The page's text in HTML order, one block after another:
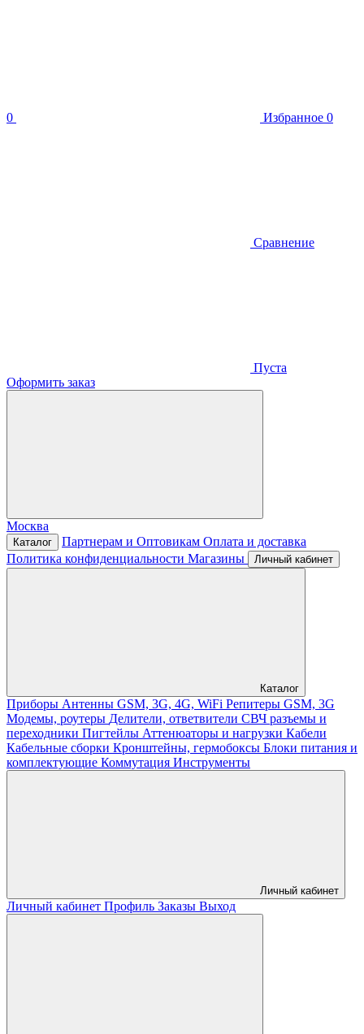
0 Избранное 0
Сравнение
Пуста
Оформить заказ
Москва
Каталог Партнерам и Оптовикам Оплата и доставка
Политика конфиденциальности Магазины Личный кабинет
Каталог
Приборы Антенны GSM, 3G, 4G, WiFi Репитеры GSM, 3G
Модемы, роутеры Делители, ответвители СВЧ разъемы и
переходники Пигтейлы Аттенюаторы и нагрузки Кабели
Кабельные сборки Кронштейны, гермобоксы Блоки питания и
комплектующие Коммутация Инструменты
Личный кабинет
Личный кабинет Профиль Заказы Выход